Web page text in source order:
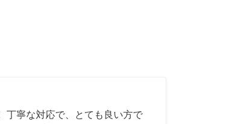
丁寧な対応で、とても良い方で